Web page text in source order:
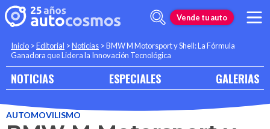
Vende tu auto
Inicio >Editorial >Noticias >BMW M Motorsport y Shell: La Fórmula
Ganadora que Lidera la Innovación Tecnológica
NOTICIAS ESPECIALES GALERIAS
AUTOMOVILISMO